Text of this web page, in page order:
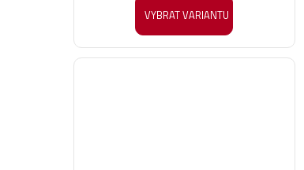
VYBRAT VARIANTU